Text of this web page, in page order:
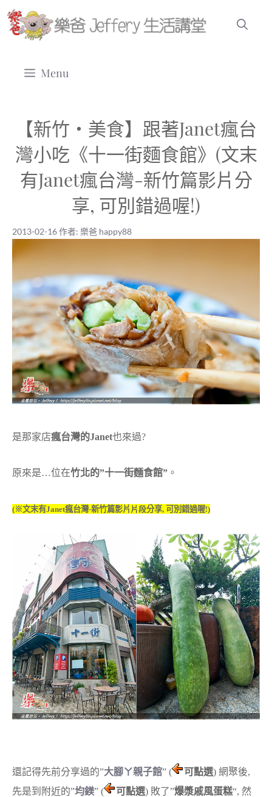
跳
至
Menu
【新竹‧美食】跟著Janet瘋台
灣小吃《十一街麵食館》(文末
有Janet瘋台灣-新竹篇影片分
享, 可別錯過喔!)
2013-02-16 | 樂爸 happy88
2013-02-16作者: 樂爸 happy88
是那家店瘋台灣的Janet也來過?
原來是…位在竹北的”十一街麵食館” 。
(※文末有Janet瘋台灣-新竹篇影片 片段分享, 可別錯過喔!)
還記得先前分享過的”大腳ㄚ親子館” ( 可點選) 網聚後,
先是到附近的”均鎂” ( 可點選) 敗了”爆漿戚風蛋糕“, 然